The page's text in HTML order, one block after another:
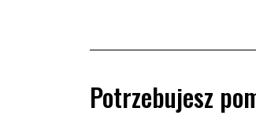
Potrzebujesz